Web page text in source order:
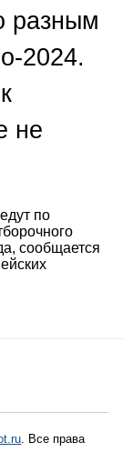
разным
2024.
не
по
сообщается
. Все права